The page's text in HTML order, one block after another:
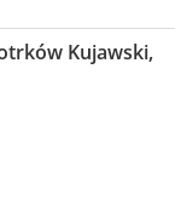
Kujawski,